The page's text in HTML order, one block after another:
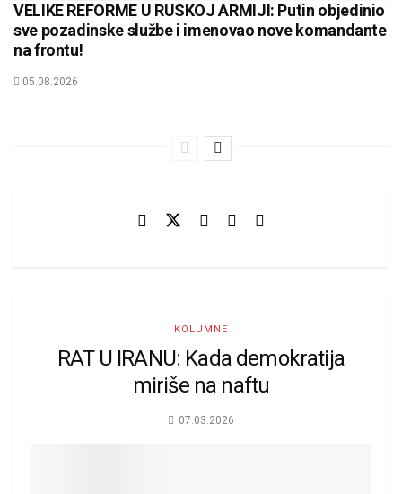
VELIKE REFORME U RUSKOJ ARMIJI: Putin objedinio
sve pozadinske službe i imenovao nove komandante
na frontu!
05.08.2026
KOLUMNE
RAT U IRANU: Kada demokratija
miriše na naftu
07.03.2026